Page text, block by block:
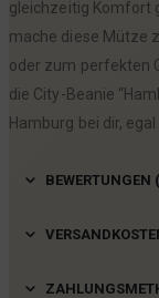
gleichzeitig Komfort
mache diese Mütze
oder zum perfekten
die City-Beanie
Hamburg bei dir,
BEWERTUNGEN